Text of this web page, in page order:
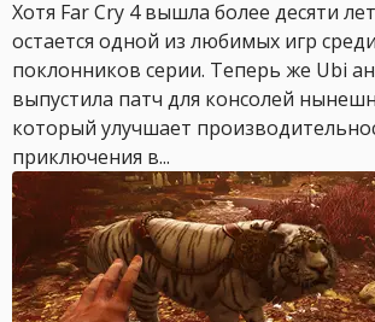
Хотя Far Cry 4 вышла более десяти
остается одной из любимых игр
поклонников серии. Теперь же Ubi
выпустила патч для консолей
который улучшает
приключения в...